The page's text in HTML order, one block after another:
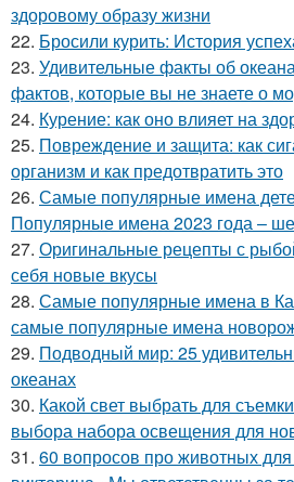
здоровому образу жизни
22. Бросили курить: История
23. Удивительные факты об
фактов, которые вы не знаете о
24. Курение: как оно влияет на
25. Повреждение и защита: как
организм и как предотвратить это
26. Самые популярные имена
Популярные имена 2023 года –
27. Оригинальные рецепты с
себя новые вкусы
28. Самые популярные имена в
самые популярные имена
29. Подводный мир: 25
океанах
30. Какой свет выбрать для
выбора набора освещения для
31. 60 вопросов про животных для